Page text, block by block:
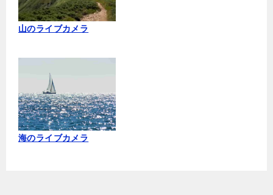
山のライブカメラ
海のライブカメラ